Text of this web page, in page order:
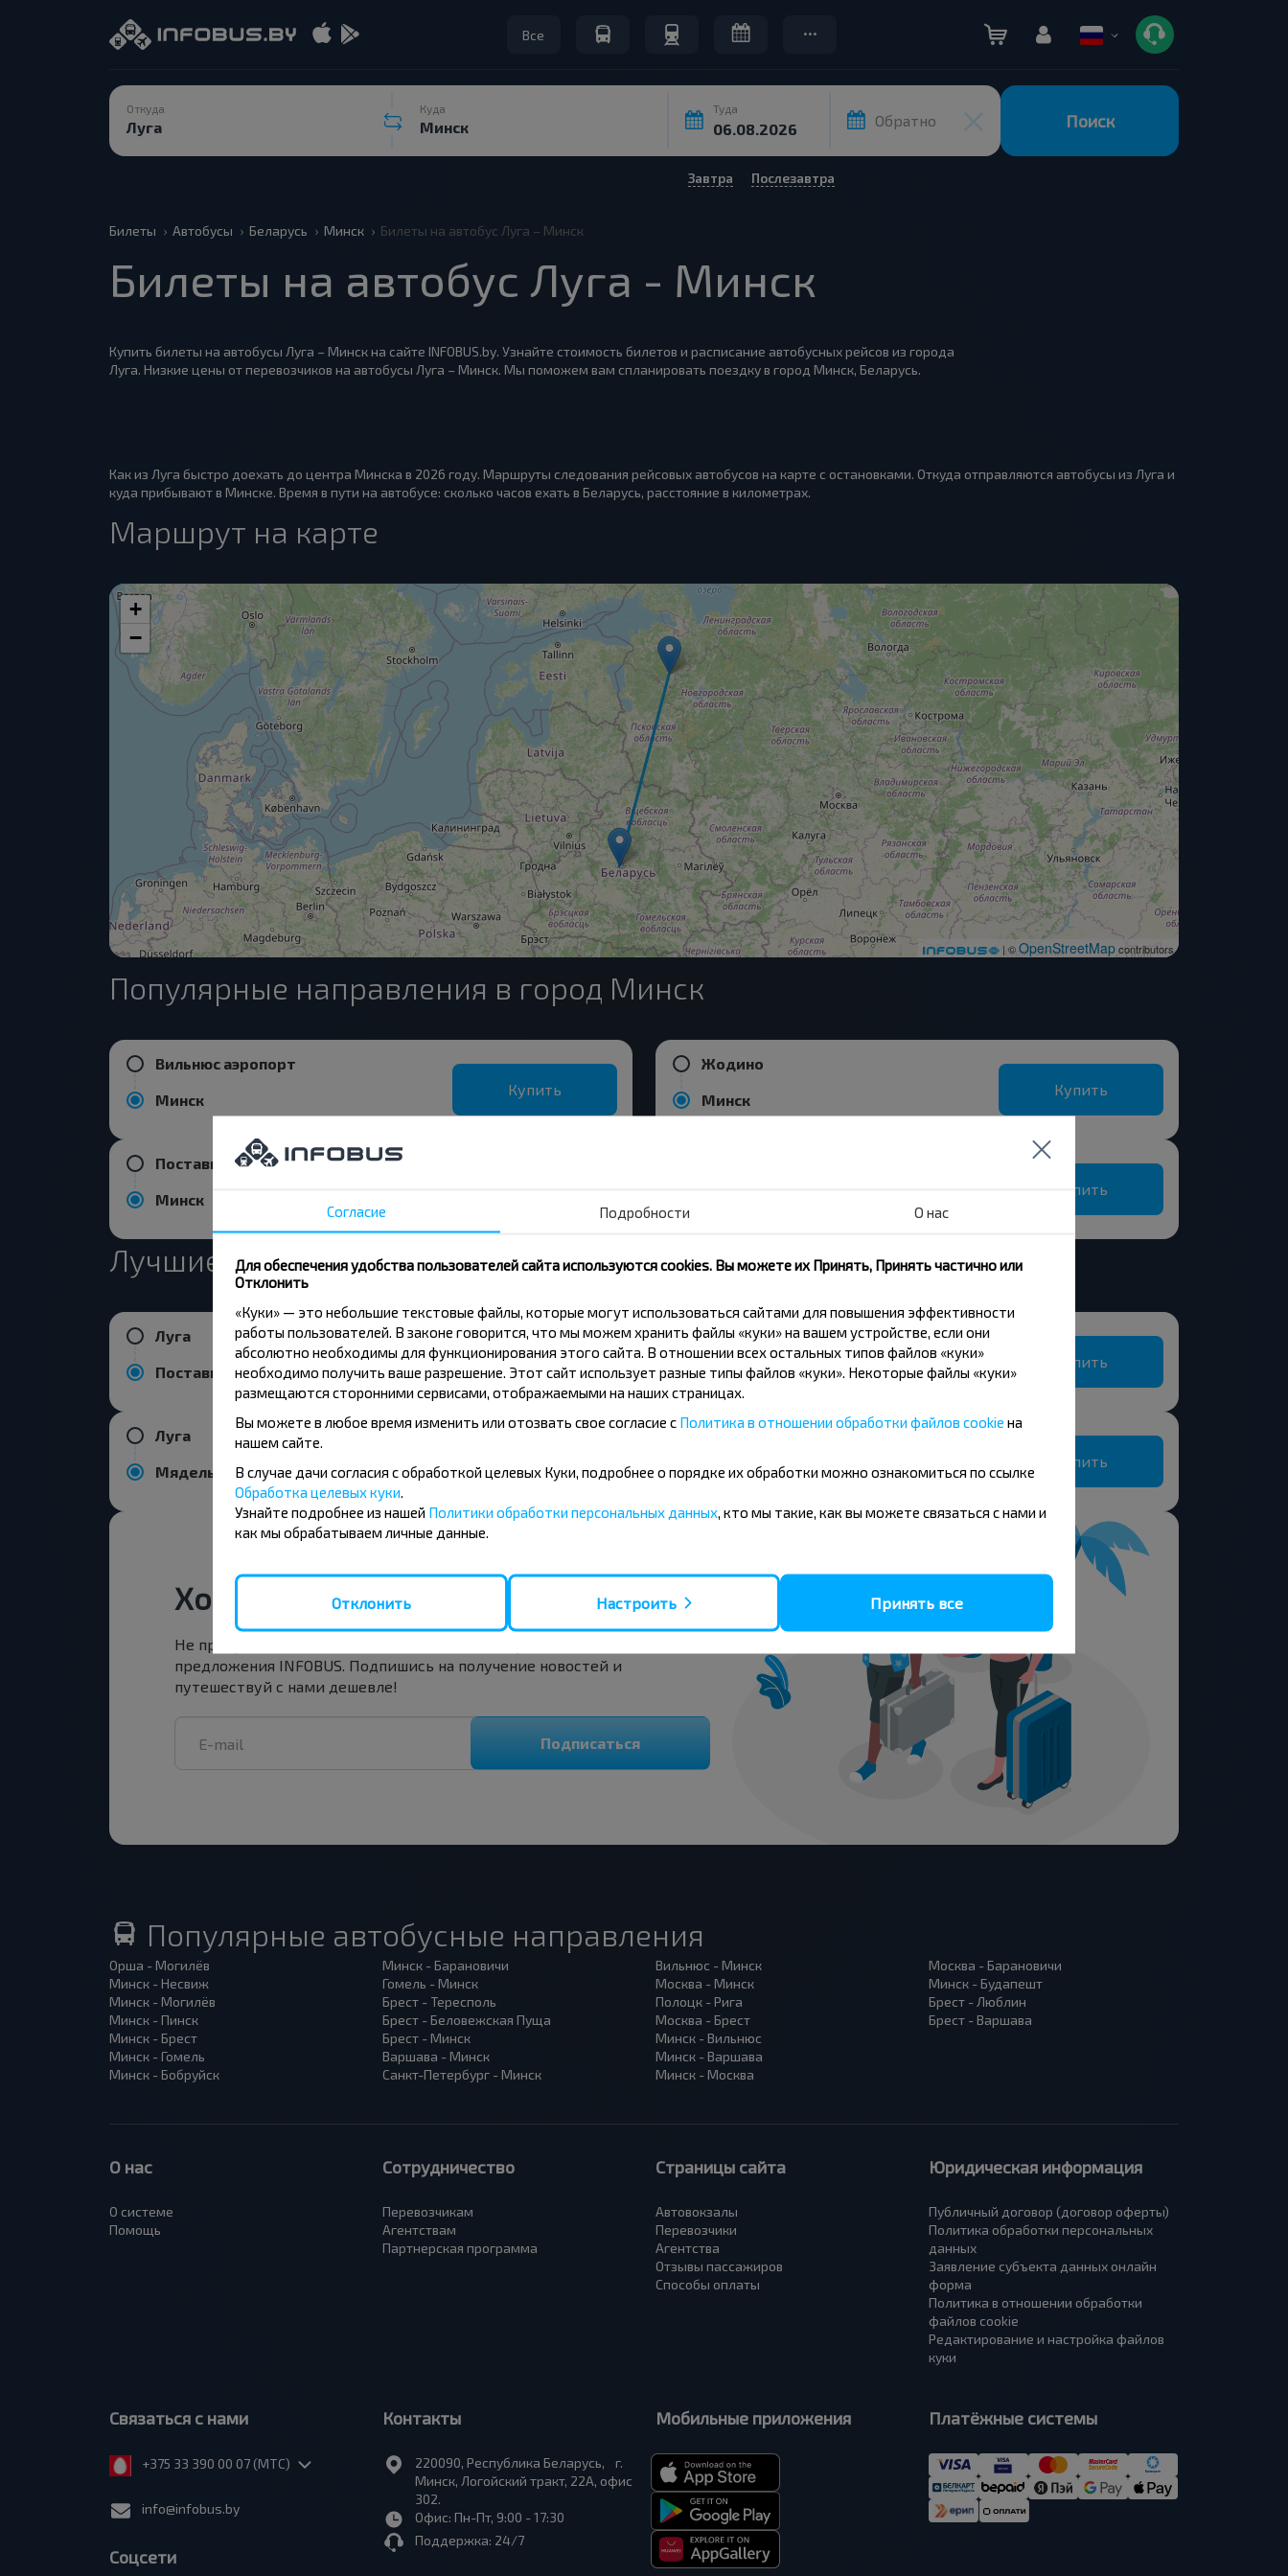
Все
Откуда Куда Туда
Обратно Поиск
Завтра Послезавтра
Билеты Автобусы Беларусь Минск Билеты на автобус Луга – Минск
Билеты на автобус Луга - Минск
Купить билеты на автобусы Луга – Минск на сайте INFOBUS.by. Узнайте стоимость билетов и расписание автобусных рейсов из города
Луга. Низкие цены от перевозчиков на автобусы Луга – Минск. Мы поможем вам спланировать поездку в город Минск, Беларусь.
Как из Луга быстро доехать до центра Минска в 2026 году. Маршруты следования рейсовых автобусов на карте с остановками. Откуда отправляются автобусы из Луга и
куда прибывают в Минске. Время в пути на автобусе: сколько часов ехать в Беларусь, расстояние в километрах.
Маршрут на карте
+
−
| ©OpenStreetMapcontributors
Популярные направления в город Минск
Вильнюс аэропорт
Минск
Купить
Поставы
Минск
Купить
Жодино
Минск
Купить
Купить
Лучшие маршруты из Луга
Луга
Поставы
Купить
Луга
Мядель
Луга
Национальный аэропорт Минск
Купить
Вильнюс аэропорт
Купить
Хотите путешествовать дешевле?
Не пропусти специальные акции, скидки и другие интересные
предложения INFOBUS. Подпишись на получение новостей и
путешествуй с нами дешевле!
Подписаться
Популярные автобусные направления
Орша - Могилёв
Минск - Несвиж
Минск - Могилёв
Минск - Пинск
Минск - Брест
Минск - Гомель
Минск - Бобруйск
Минск - Барановичи
Гомель - Минск
Брест - Тересполь
Брест - Беловежская Пуща
Брест - Минск
Варшава - Минск
Санкт-Петербург - Минск
Вильнюс - Минск
Москва - Минск
Полоцк - Рига
Москва - Брест
Минск - Вильнюс
Минск - Варшава
Минск - Москва
Москва - Барановичи
Минск - Будапешт
Брест - Люблин
Брест - Варшава
О нас
О системе
Помощь
Сотрудничество
Перевозчикам
Агентствам
Партнерская программа
Страницы сайта
Автовокзалы
Перевозчики
Агентства
Отзывы пассажиров
Способы оплаты
Юридическая информация
Публичный договор (договор оферты)
Политика обработки персональных
данных
Заявление субъекта данных онлайн
форма
Политика в отношении обработки
файлов cookie
Редактирование и настройка файлов
куки
Связаться с нами
+375 33 390 00 07 (МТС)
info@infobus.by
Соцсети
Контакты
220090, Республика Беларусь, г.
Минск, Логойский тракт, 22А, офис
302.
Офис: Пн-Пт, 9:00 - 17:30
Поддержка: 24/7
Мобильные приложения Платёжные системы
Согласие Подробности О нас
Для обеспечения удобства пользователей сайта используются cookies. Вы можете их Принять, Принять частично или
Отклонить
«Куки» — это небольшие текстовые файлы, которые могут использоваться сайтами для повышения эффективности
работы пользователей. В законе говорится, что мы можем хранить файлы «куки» на вашем устройстве, если они
абсолютно необходимы для функционирования этого сайта. В отношении всех остальных типов файлов «куки»
необходимо получить ваше разрешение. Этот сайт использует разные типы файлов «куки». Некоторые файлы «куки»
размещаются сторонними сервисами, отображаемыми на наших страницах.
Вы можете в любое время изменить или отозвать свое согласие с Политика в отношении обработки файлов cookie на
нашем сайте.
В случае дачи согласия с обработкой целевых Куки, подробнее о порядке их обработки можно ознакомиться по ссылке
Обработка целевых куки
Узнайте подробнее из нашей Политики обработки персональных данных , кто мы такие, как вы можете связаться с нами и
как мы обрабатываем личные данные.
Отклонить Настроить Принять все